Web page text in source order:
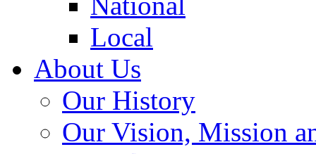
Local
About Us
Our History
Our Vision, Mission